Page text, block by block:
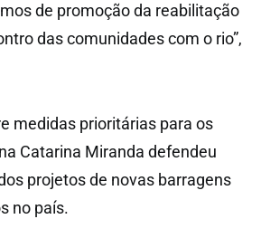
de promoção da reabilitação
das comunidades com o rio”,
medidas prioritárias para os
Catarina Miranda defendeu
projetos de novas barragens
no país.